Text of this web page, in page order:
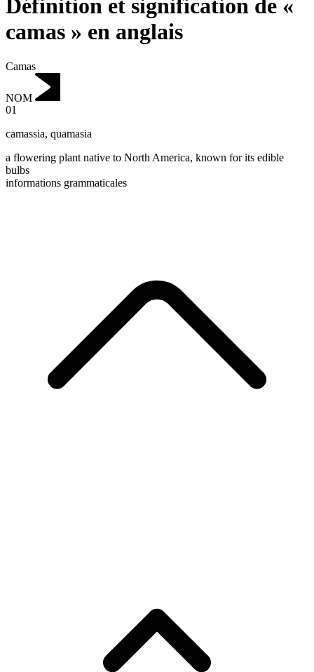
Définition et signification de «
camas » en anglais
Camas
NOM
01
camassia, quamasia
a flowering plant native to North America, known for its edible
bulbs
informations grammaticales